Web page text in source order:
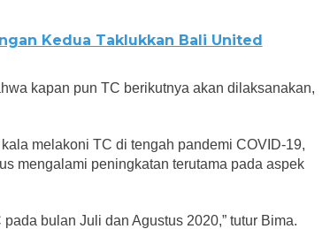
Kedua Taklukkan Bali United
kapan pun TC berikutnya akan dilaksanakan,
melakoni TC di tengah pandemi COVID-19,
mengalami peningkatan terutama pada aspek
bulan Juli dan Agustus 2020,” tutur Bima.